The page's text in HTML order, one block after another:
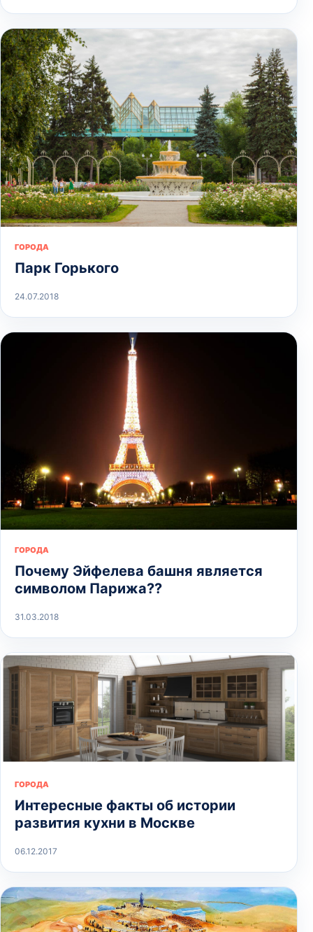
ГОРОДА
Парк Горького
24.07.2018
ГОРОДА
Почему Эйфелева башня является
символом Парижа??
31.03.2018
ГОРОДА
Интересные факты об истории
развития кухни в Москве
06.12.2017